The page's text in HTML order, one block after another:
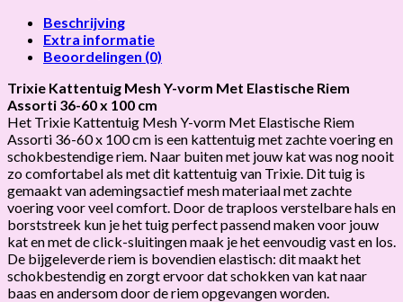
Beschrijving
Extra informatie
Beoordelingen (0)
Trixie Kattentuig Mesh Y-vorm Met Elastische Riem
Assorti 36-60 x 100 cm
Het Trixie Kattentuig Mesh Y-vorm Met Elastische Riem
Assorti 36-60 x 100 cm is een kattentuig met zachte voering en
schokbestendige riem. Naar buiten met jouw kat was nog nooit
zo comfortabel als met dit kattentuig van Trixie. Dit tuig is
gemaakt van ademingsactief mesh materiaal met zachte
voering voor veel comfort. Door de traploos verstelbare hals en
borststreek kun je het tuig perfect passend maken voor jouw
kat en met de click-sluitingen maak je het eenvoudig vast en los.
De bijgeleverde riem is bovendien elastisch: dit maakt het
schokbestendig en zorgt ervoor dat schokken van kat naar
baas en andersom door de riem opgevangen worden.